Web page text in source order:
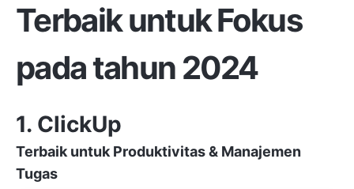
Terbaik untuk Fokus
pada tahun 2024
1. ClickUp
Terbaik untuk Produktivitas & Manajemen
Tugas